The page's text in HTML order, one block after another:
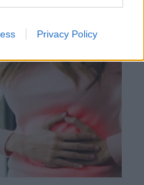
Privacy Policy